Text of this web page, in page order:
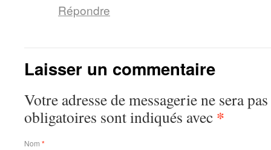
Répondre
Laisser un commentaire
Votre adresse de messagerie ne sera
obligatoires sont indiqués avec *
Nom *